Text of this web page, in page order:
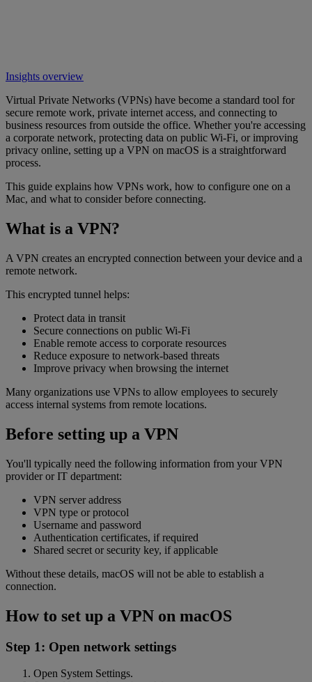
Insights overview
Virtual Private Networks (VPNs) have become a standard tool for
secure remote work, private internet access, and connecting to
business resources from outside the office. Whether you're accessing
a corporate network, protecting data on public Wi-Fi, or improving
privacy online, setting up a VPN on macOS is a straightforward
process.
This guide explains how VPNs work, how to configure one on a
Mac, and what to consider before connecting.
What is a VPN?
A VPN creates an encrypted connection between your device and a
remote network.
This encrypted tunnel helps:
Protect data in transit
Secure connections on public Wi-Fi
Enable remote access to corporate resources
Reduce exposure to network-based threats
Improve privacy when browsing the internet
Many organizations use VPNs to allow employees to securely
access internal systems from remote locations.
Before setting up a VPN
You'll typically need the following information from your VPN
provider or IT department:
VPN server address
VPN type or protocol
Username and password
Authentication certificates, if required
Shared secret or security key, if applicable
Without these details, macOS will not be able to establish a
connection.
How to set up a VPN on macOS
Step 1: Open network settings
Open System Settings.